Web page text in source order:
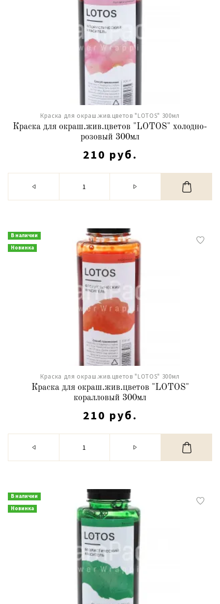
Краска для окраш.жив.цветов "LOTOS" 300мл
Краска для окраш.жив.цветов "LOTOS" холодно-
розовый 300мл
210 руб.
В наличии
Новинка
Краска для окраш.жив.цветов "LOTOS" 300мл
Краска для окраш.жив.цветов "LOTOS"
коралловый 300мл
210 руб.
В наличии
Новинка